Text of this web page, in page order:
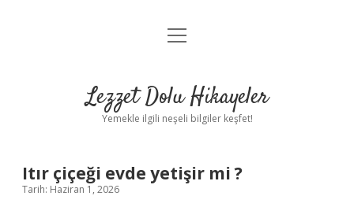
Anasayfa
Yasal Uyarı
menüyü
Lezzet Dolu Hikayeler
Yemekle ilgili neşeli bilgiler keşfet!
Itır çiçeği evde yetişir mi ?
Tarih: Haziran 1, 2026